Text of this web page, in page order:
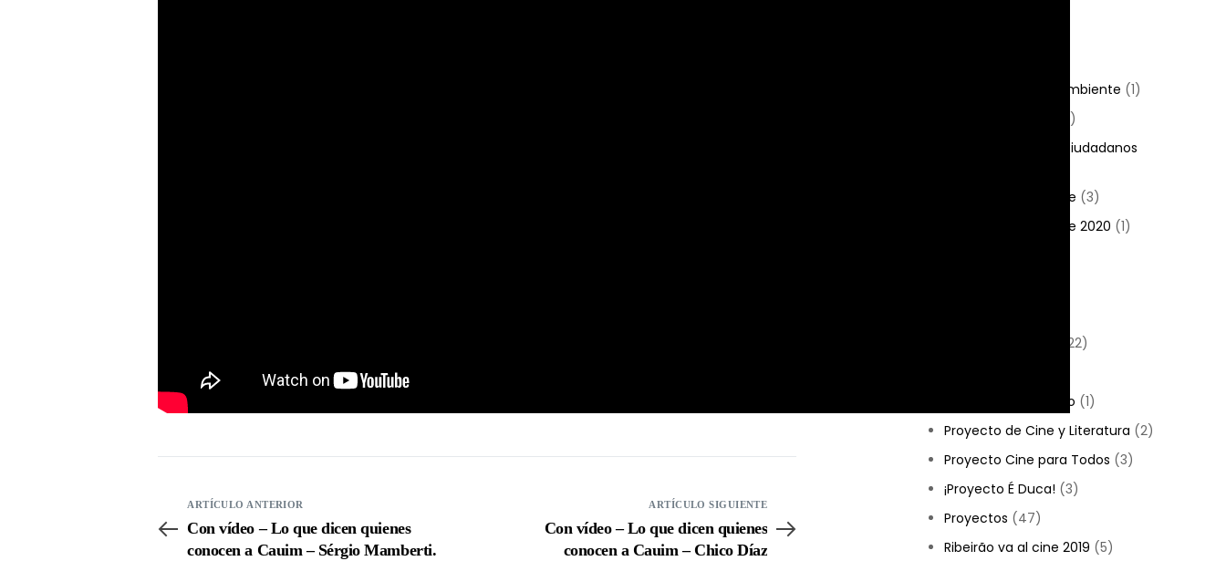
ARTÍCULO ANTERIOR
Con vídeo – Lo que dicen quienes
conocen a Cauim – Sérgio Mamberti.
ARTÍCULO SIGUIENTE
Con vídeo – Lo que dicen quienes
conocen a Cauim – Chico Díaz
El cine y el medio ambiente (1)
(42)
Reuniones con los ciudadanos
La escuela va al cine (3)
La escuela va al cine 2020 (1)
(22)
Habla con el médico (1)
Proyecto de Cine y Literatura (2)
Proyecto Cine para Todos (3)
¡Proyecto É Duca! (3)
Proyectos (47)
Ribeirão va al cine 2019 (5)